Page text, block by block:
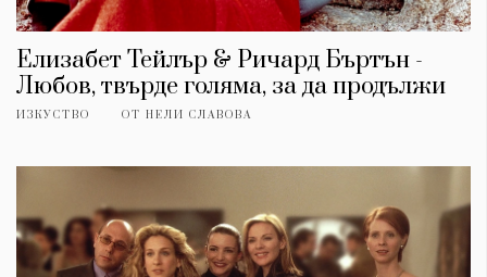
Елизабет Тейлър & Ричард Бъртън -
Любов, твърде голяма, за да продължи
ИЗКУСТВО ОТ НЕЛИ СЛАВОВА